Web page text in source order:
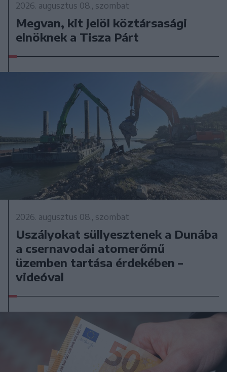
2026. augusztus 08., szombat
Megvan, kit jelöl köztársasági
elnöknek a Tisza Párt
2026. augusztus 08., szombat
Uszályokat süllyesztenek a Dunába
a csernavodai atomerőmű
üzemben tartása érdekében –
videóval